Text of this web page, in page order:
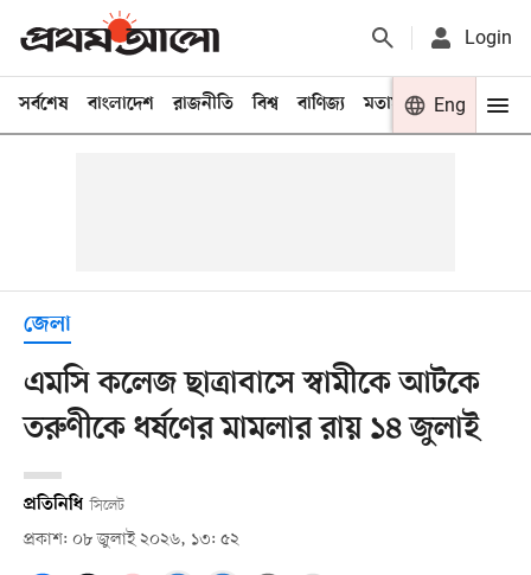
Login
সর্বশেষ বাংলাদেশ রাজনীতি বিশ্ব বাণিজ্য মতামত খেলা
Eng
জেলা
এম‌সি কলেজ ছাত্রাবাসে স্বামীকে আটকে
তরুণীকে ধর্ষণের মামলার রায় ১৪ ‍জুলাই
প্রতিনিধি সিলেট
প্রকাশ: ০৮ জুলাই ২০২৬, ১৩: ৫২